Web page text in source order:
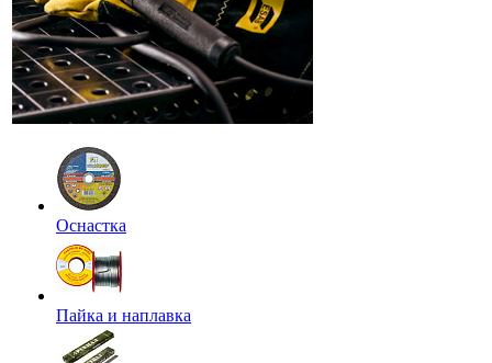
Оснастка
Пайка и наплавка